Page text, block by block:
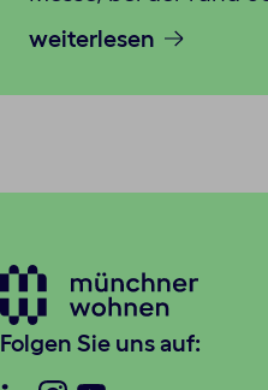
weiterlesen
Folgen Sie uns auf: